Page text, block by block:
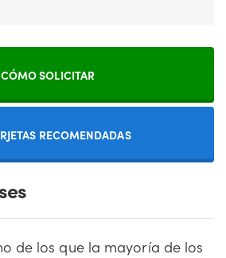
CÓMO SOLICITAR
RECOMENDADAS
de los que la mayoría de los